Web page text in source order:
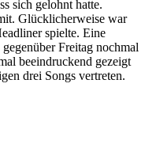
sich gelohnt hatte.
Glücklicherweise war
spielte. Eine
Freitag nochmal
beeindruckend gezeigt
drei Songs vertreten.